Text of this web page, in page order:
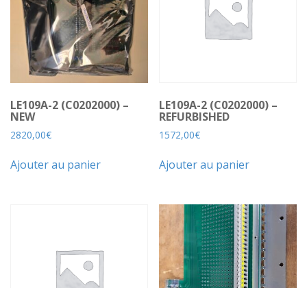
LE109A-2 (C0202000) –
NEW
2820,00€
Ajouter au panier
LE109A-2 (C0202000) –
REFURBISHED
1572,00€
Ajouter au panier